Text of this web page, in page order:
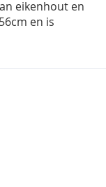
eikenhout en
en is